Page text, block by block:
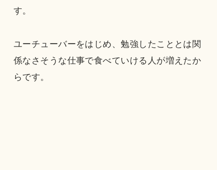
す。
ユーチューバーをはじめ、勉強したこととは関
係なさそうな仕事で食べていける人が増えたか
らです。